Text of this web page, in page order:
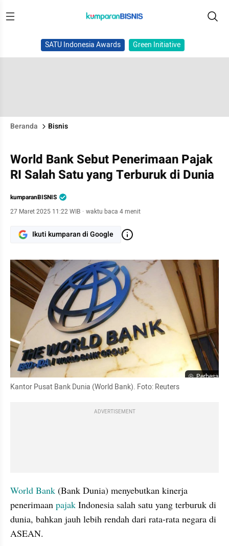
SATU Indonesia Awards Green Initiative
Beranda Bisnis
World Bank Sebut Penerimaan Pajak
RI Salah Satu yang Terburuk di Dunia
kumparanBISNIS
27 Maret 2025 11:22 WIB · waktu baca 4 menit
Ikuti kumparan di Google
Perbesar
Kantor Pusat Bank Dunia (World Bank). Foto: Reuters
ADVERTISEMENT
World Bank (Bank Dunia) menyebutkan kinerja
penerimaan pajak Indonesia salah satu yang terburuk di
dunia, bahkan jauh lebih rendah dari rata-rata negara di
ASEAN.